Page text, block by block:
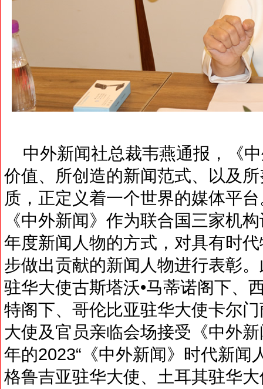
中外新闻社总裁韦燕通报，《
价值、所创造的新闻范式、以及
质，正定义着一个世界的媒体平
《中外新闻》作为联合国三家机
年度新闻人物的方式，对具有时
步做出贡献的新闻人物进行表彰
驻华大使古斯塔沃•马蒂诺阁下、
特阁下、哥伦比亚驻华大使卡尔
大使及官员亲临会场接受《中外
年的2023“《中外新闻》时代新闻
格鲁吉亚驻华大使、土耳其驻华